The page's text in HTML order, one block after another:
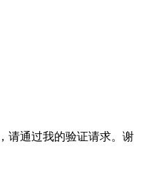
请通过我的验证请求。谢